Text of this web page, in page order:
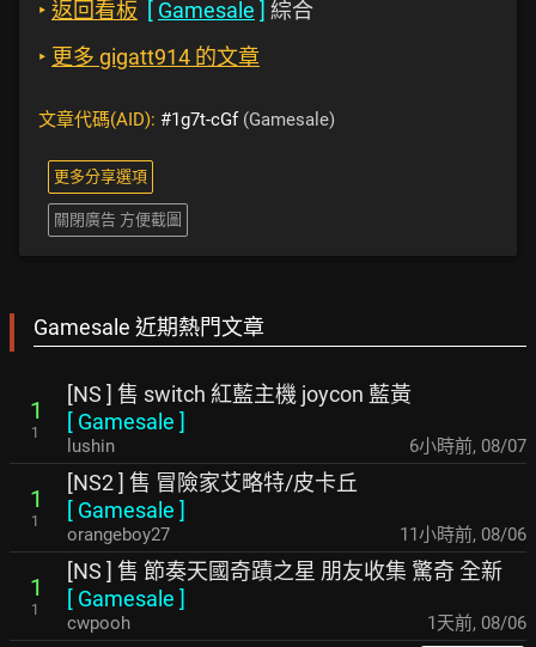
‣ 返回看板 [ Gamesale ] 綜合
‣ 更多 gigatt914 的文章
文章代碼(AID): #1g7t-cGf (Gamesale)
更多分享選項
關閉廣告 方便截圖
Gamesale 近期熱門文章
1
1
[NS ] 售 switch 紅藍主機 joycon 藍黃
[ Gamesale ]
lushin 6小時前, 08/07
1
1
[NS2 ] 售 冒險家艾略特/皮卡丘
[ Gamesale ]
orangeboy27 11小時前, 08/06
1
1
[NS ] 售 節奏天國奇蹟之星 朋友收集 驚奇 全新
[ Gamesale ]
cwpooh 1天前, 08/06